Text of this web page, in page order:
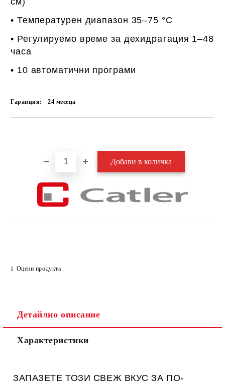
• Температурен диапазон 35–75 °C
• Регулируемо време за дехидратация 1–48
часа
• 10 автоматични програми
Гаранция: 24 месеца
Оцени продукта
Детайлно описание
Характеристики
ЗАПАЗЕТЕ ТОЗИ СВЕЖ ВКУС ЗА ПО-